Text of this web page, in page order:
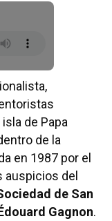
de Papa
de la
en 1987 por el
auspicios del
de San
Gagnon.